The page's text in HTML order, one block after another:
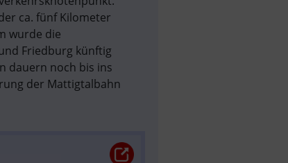
ca. fünf Kilometer
wurde die
Friedburg künftig
dauern noch bis ins
der Mattigtalbahn